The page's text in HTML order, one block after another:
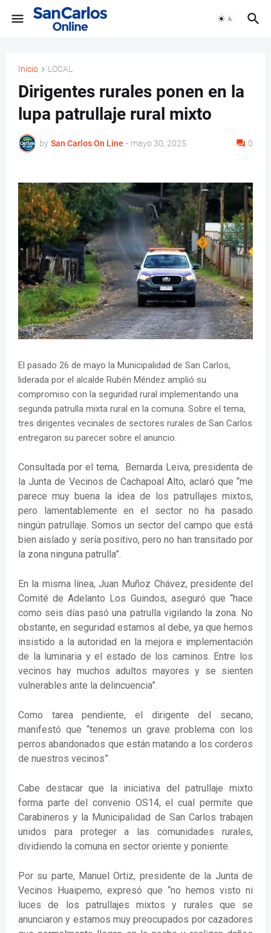
Inicio LOCAL
Dirigentes rurales ponen en la
lupa patrullaje rural mixto
by San Carlos On Line - mayo 30, 2025 0
El pasado 26 de mayo la Municipalidad de San Carlos,
liderada por el alcalde Rubén Méndez amplió su
compromiso con la seguridad rural implementando una
segunda patrulla mixta rural en la comuna. Sobre el tema,
tres dirigentes vecinales de sectores rurales de San Carlos
entregaron su parecer sobre el anuncio.
Consultada por el tema, Bernarda Leiva, presidenta de
la Junta de Vecinos de Cachapoal Alto, aclaró que “me
parece muy buena la idea de los patrullajes mixtos,
pero lamentablemente en el sector no ha pasado
ningún patrullaje. Somos un sector del campo que está
bien aislado y sería positivo, pero no han transitado por
la zona ninguna patrulla”.
En la misma línea, Juan Muñoz Chávez, presidente del
Comité de Adelanto Los Guindos, aseguró que “hace
como seis días pasó una patrulla vigilando la zona. No
obstante, en seguridad estamos al debe, ya que hemos
insistido a la autoridad en la mejora e implementación
de la luminaria y el estado de los caminos. Entre los
vecinos hay muchos adultos mayores y se sienten
vulnerables ante la delincuencia”.
Como tarea pendiente, el dirigente del secano,
manifestó que “tenemos un grave problema con los
perros abandonados que están matando a los corderos
de nuestros vecinos”.
Cabe destacar que la iniciativa del patrullaje mixto
forma parte del convenio OS14, el cual permite que
Carabineros y la Municipalidad de San Carlos trabajen
unidos para proteger a las comunidades rurales,
dividiendo la comuna en sector oriente y poniente.
Por su parte, Manuel Ortiz, presidente de la Junta de
Vecinos Huaipemo, expresó que “no hemos visto ni
luces de los patrullajes mixtos y rurales que se
anunciaron y estamos muy preocupados por cazadores